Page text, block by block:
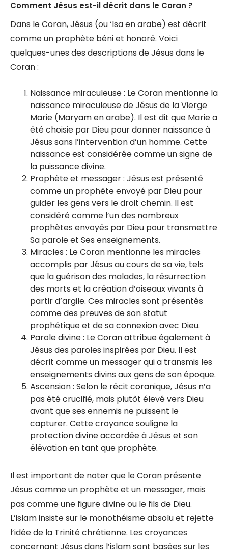
Comment Jésus est-il décrit dans le Coran ?
Dans le Coran, Jésus (ou ‘Isa en arabe) est décrit
comme un prophète béni et honoré. Voici
quelques-unes des descriptions de Jésus dans le
Coran :
Naissance miraculeuse : Le Coran mentionne la
naissance miraculeuse de Jésus de la Vierge
Marie (Maryam en arabe). Il est dit que Marie a
été choisie par Dieu pour donner naissance à
Jésus sans l’intervention d’un homme. Cette
naissance est considérée comme un signe de
la puissance divine.
Prophète et messager : Jésus est présenté
comme un prophète envoyé par Dieu pour
guider les gens vers le droit chemin. Il est
considéré comme l’un des nombreux
prophètes envoyés par Dieu pour transmettre
Sa parole et Ses enseignements.
Miracles : Le Coran mentionne les miracles
accomplis par Jésus au cours de sa vie, tels
que la guérison des malades, la résurrection
des morts et la création d’oiseaux vivants à
partir d’argile. Ces miracles sont présentés
comme des preuves de son statut
prophétique et de sa connexion avec Dieu.
Parole divine : Le Coran attribue également à
Jésus des paroles inspirées par Dieu. Il est
décrit comme un messager qui a transmis les
enseignements divins aux gens de son époque.
Ascension : Selon le récit coranique, Jésus n’a
pas été crucifié, mais plutôt élevé vers Dieu
avant que ses ennemis ne puissent le
capturer. Cette croyance souligne la
protection divine accordée à Jésus et son
élévation en tant que prophète.
Il est important de noter que le Coran présente
Jésus comme un prophète et un messager, mais
pas comme une figure divine ou le fils de Dieu.
L’islam insiste sur le monothéisme absolu et rejette
l’idée de la Trinité chrétienne. Les croyances
concernant Jésus dans l’islam sont basées sur les